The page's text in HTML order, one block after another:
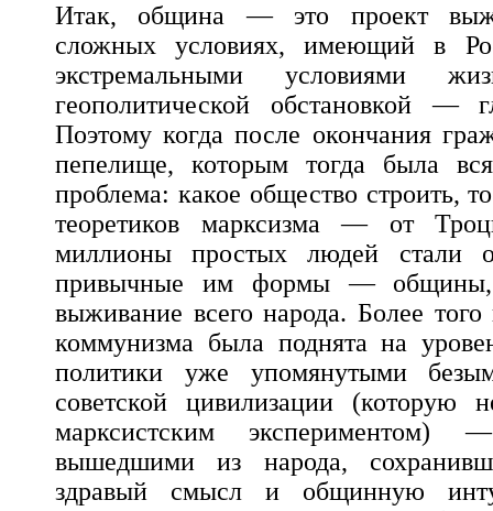
Итак, община — это проект
сложных условиях, имеющий в
экстремальными условиями
геополитической обстановкой —
Поэтому когда после окончания
пепелище, которым тогда была
проблема: какое общество строить,
теоретиков марксизма — от
миллионы простых людей стали
привычные им формы — общины,
выживание всего народа. Более того
коммунизма была поднята на
политики уже упомянутыми
советской цивилизации (которую
марксистским экспериментом)
вышедшими из народа,
здравый смысл и общинную